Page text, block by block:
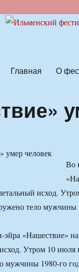
Главная О
Во
исход.
тело мужчины
«Нашествие»
Утром 10 июля
мужчины 1980-го